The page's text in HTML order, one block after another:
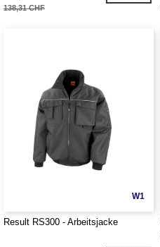
138,31 CHF
W1
Result RS300 - Arbeitsjacke